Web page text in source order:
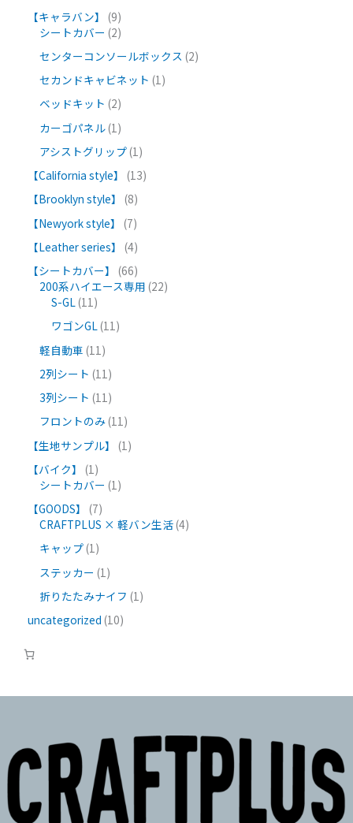
【キャラバン】
9
シートカバー 2
センターコンソールボックス 2
セカンドキャビネット 1
ベッドキット 2
カーゴパネル 1
アシストグリップ 1
【California style】
13
【Brooklyn style】
8
【Newyork style】
7
【Leather series】
4
【シートカバー】
66
200系ハイエース専用 22
S-GL 11
ワゴンGL 11
軽自動車 11
2列シート 11
3列シート 11
フロントのみ 11
【生地サンプル】
1
【バイク】
1
シートカバー 1
【GOODS】
7
CRAFTPLUS × 軽バン生活 4
キャップ 1
ステッカー 1
折りたたみナイフ 1
uncategorized 10